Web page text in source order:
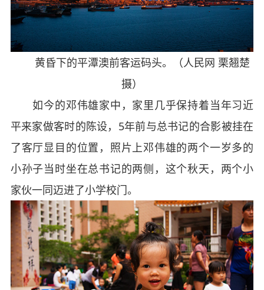
黄昏下的平潭澳前客运码头。（人民网 栗翘楚
摄）
如今的邓伟雄家中，家里几乎保持着当年习近
平来家做客时的陈设，5年前与总书记的合影被挂在
了客厅显目的位置，照片上邓伟雄的两个一岁多的
小孙子当时坐在总书记的两侧，这个秋天，两个小
家伙一同迈进了小学校门。